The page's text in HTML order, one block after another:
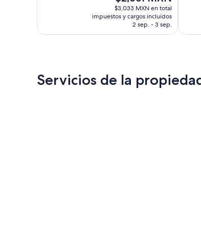
precio
actual
de
$3,033 MXN en total
impuestos y cargos incluidos
2 sep. - 3 sep.
Servicios de la